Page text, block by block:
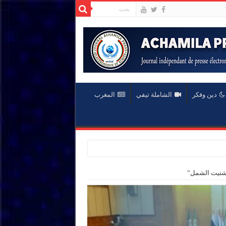
دين وفكر الشاملة تيفي المغرب
الشمل”